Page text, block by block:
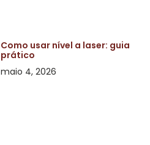
Como usar nível a laser: guia
prático
maio 4, 2026